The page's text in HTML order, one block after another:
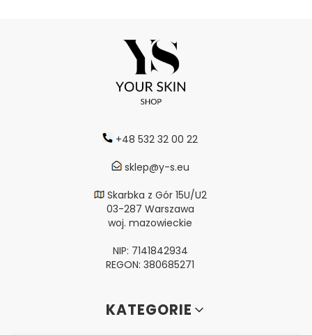
+48 532 32 00 22
sklep@y-s.eu
Skarbka z Gór 15U/U2
03-287 Warszawa
woj. mazowieckie
NIP: 7141842934
REGON: 380685271
Linki w stopceKATEGORIE